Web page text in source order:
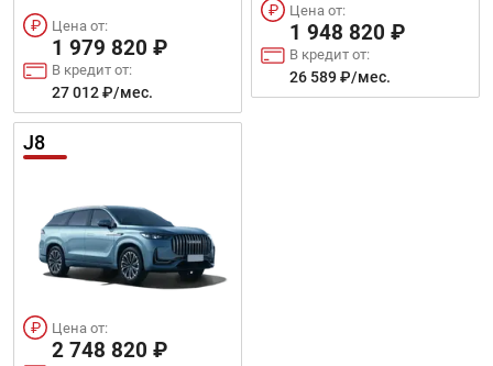
Цена от:
1 979 820 ₽
В кредит от:
27 012 ₽/мес.
Цена от:
1 948 820 ₽
В кредит от:
26 589 ₽/мес.
J8
Цена от:
2 748 820 ₽